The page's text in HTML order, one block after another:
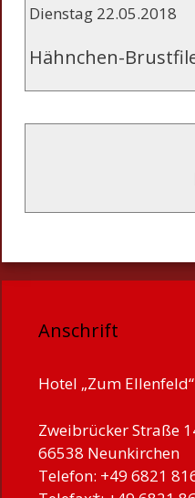
Dienstag 22.05.2018
Hähnchen-
Anschrift
Hotel „Zum Ellenfeld“
Zweibrücker Straße
66538 Neunkirchen
Telefon: +49 6821